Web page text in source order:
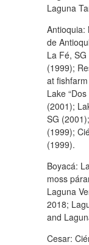
Laguna
Antioquia:
de
La Fé,
(1999);
at
Lake
(2001);
SG
(1999);
(1999).
Boyacá:
moss
Laguna
2018;
and
Cesar: